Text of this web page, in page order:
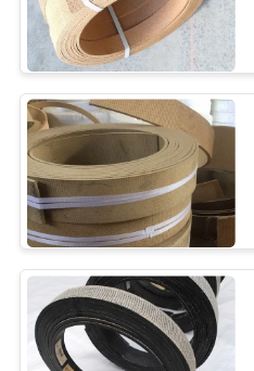
ΣΕ
ΕΠΑΦΉ
ΜΕ
ΖΗΤΉΣΤΕ
ΈΝΑ
ΑΠΌΣΠΑΣΜΑ
SITEMAP